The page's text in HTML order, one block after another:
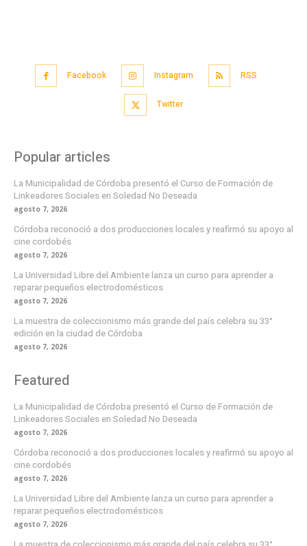
Facebook Instagram RSS
Twitter
Popular articles
La Municipalidad de Córdoba presentó el Curso de Formación de
Linkeadores Sociales en Soledad No Deseada
agosto 7, 2026
Córdoba reconoció a dos producciones locales y reafirmó su apoyo al
cine cordobés
agosto 7, 2026
La Universidad Libre del Ambiente lanza un curso para aprender a
reparar pequeños electrodomésticos
agosto 7, 2026
La muestra de coleccionismo más grande del país celebra su 33°
edición en la ciudad de Córdoba
agosto 7, 2026
Featured
La Municipalidad de Córdoba presentó el Curso de Formación de
Linkeadores Sociales en Soledad No Deseada
agosto 7, 2026
Córdoba reconoció a dos producciones locales y reafirmó su apoyo al
cine cordobés
agosto 7, 2026
La Universidad Libre del Ambiente lanza un curso para aprender a
reparar pequeños electrodomésticos
agosto 7, 2026